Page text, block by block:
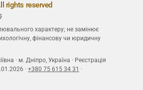
rights reserved
характеру; не замінює
фінансову чи юридичну
· м. Дніпро, Україна · Реєстрація
· +380 75 615 34 31 ·